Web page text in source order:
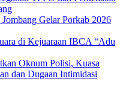
Gelar Porkab 2026
di Kejuaraan IBCA “Adu
Oknum Polisi, Kuasa
dan Dugaan Intimidasi